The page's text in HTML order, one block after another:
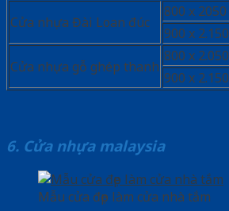
Cửa nhựa Đài Loan đúc
800 x 2050
900 x 2.150
Cửa nhựa gỗ ghép thanh
800 x 2.050
900 x 2.150
6. Cửa nhựa malaysia
Mẫu cửa đẹp làm cửa nhà tắm